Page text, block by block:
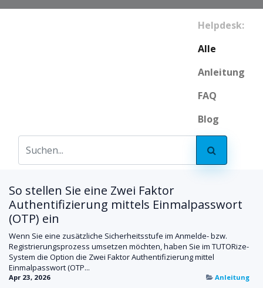
Helpdesk:
Alle
Anleitung
FAQ
Blog
So stellen Sie eine Zwei Faktor
Authentifizierung mittels Einmalpasswort
(OTP) ein
Wenn Sie eine zusätzliche Sicherheitsstufe im Anmelde- bzw.
Registrierungsprozess umsetzen möchten, haben Sie im TUTORize-
System die Option die Zwei Faktor Authentifizierung mittel
Einmalpasswort (OTP...
Apr 23, 2026 Anleitung